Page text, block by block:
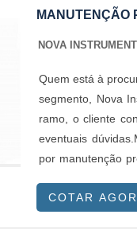
MANUTENÇÃO
NOVA
Quem está à
segmento, Nova
ramo, o cliente
eventuais
por manutenção
armazenar
COTAR